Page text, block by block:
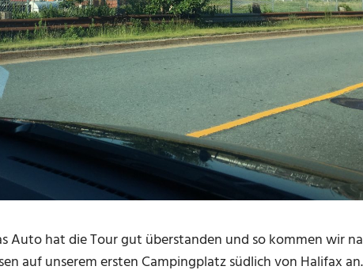
Auto hat die Tour gut überstanden und so kommen wir
auf unserem ersten Campingplatz südlich von Halifax an.